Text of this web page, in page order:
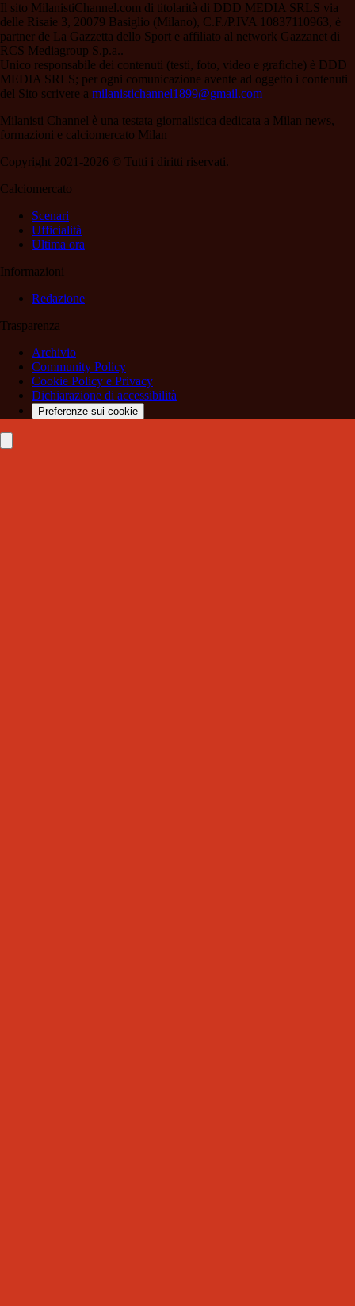
Il sito MilanistiChannel.com di titolarità di DDD MEDIA SRLS via
delle Risaie 3, 20079 Basiglio (Milano), C.F./P.IVA 10837110963, è
partner de La Gazzetta dello Sport e affiliato al network Gazzanet di
RCS Mediagroup S.p.a..
Unico responsabile dei contenuti (testi, foto, video e grafiche) è DDD
MEDIA SRLS; per ogni comunicazione avente ad oggetto i contenuti
del Sito scrivere a milanistichannel1899@gmail.com
Milanisti Channel è una testata giornalistica dedicata a Milan news,
formazioni e calciomercato Milan
Copyright 2021-2026 © Tutti i diritti riservati.
Calciomercato
Scenari
Ufficialità
Ultima ora
Informazioni
Redazione
Trasparenza
Archivio
Community Policy
Cookie Policy e Privacy
Dichiarazione di accessibilità
Preferenze sui cookie